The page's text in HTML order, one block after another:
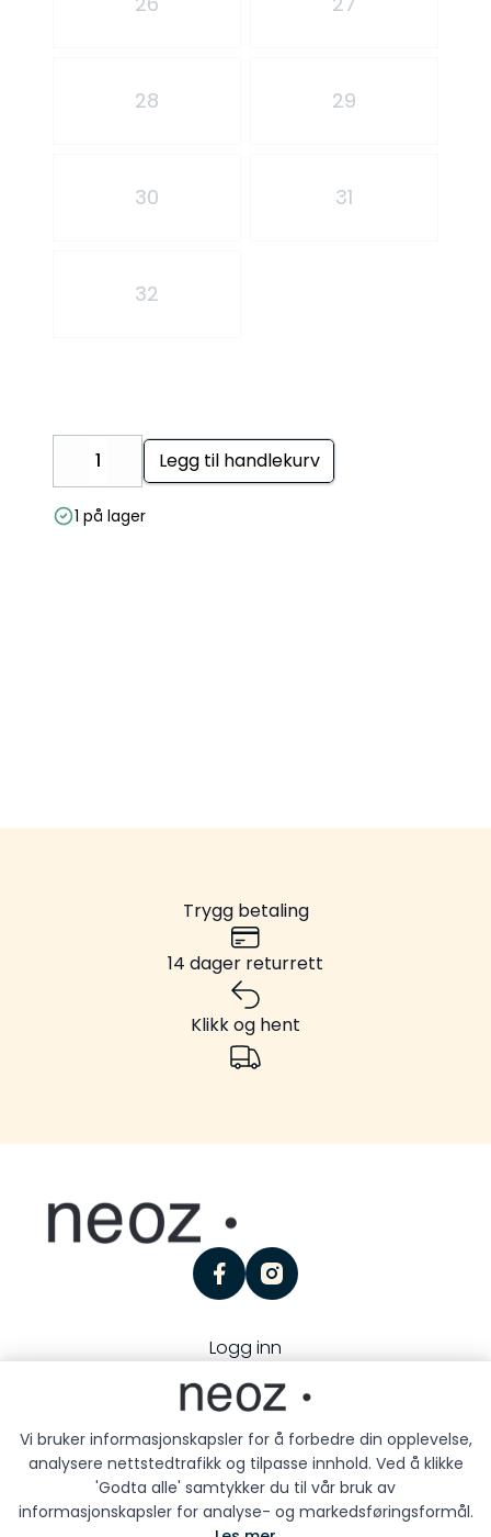
28 29
30 31
32
DecreaseIncrease
Legg til handlekurv
1 på lager
Trygg betaling
14 dager returrett
Klikk og hent
facebookinstagram
Logg inn
Kjøpsbetingelser
Besøk oss:
Storgaten 25, 3126 Tønsberg
Vi bruker informasjonskapsler for å forbedre din opplevelse,
analysere nettstedtrafikk og tilpasse innhold. Ved å klikke
'Godta alle' samtykker du til vår bruk av
informasjonskapsler for analyse- og markedsføringsformål.